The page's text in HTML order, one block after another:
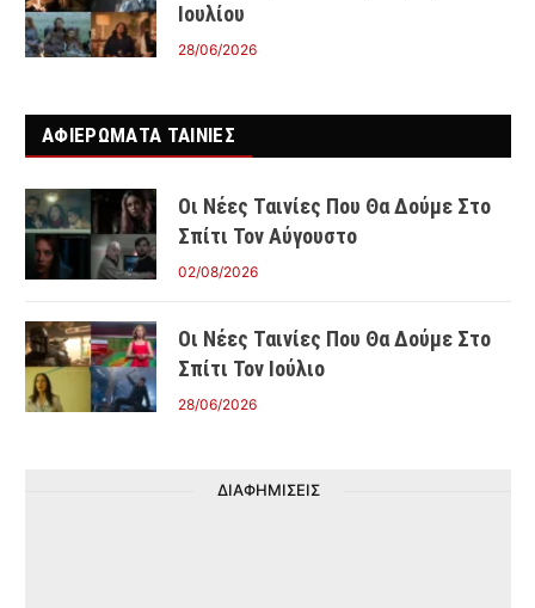
Ιουλίου
28/06/2026
ΑΦΙΕΡΩΜΑΤΑ ΤΑΙΝΊΕΣ
Οι Νέες Ταινίες Που Θα Δούμε Στο
Σπίτι Τον Αύγουστο
02/08/2026
Οι Νέες Ταινίες Που Θα Δούμε Στο
Σπίτι Τον Ιούλιο
28/06/2026
ΔΙΑΦΗΜΙΣΕΙΣ